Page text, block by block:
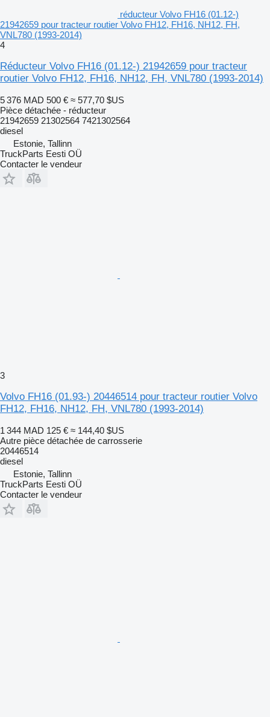
réducteur Volvo FH16 (01.12-)
21942659 pour tracteur routier Volvo FH12, FH16, NH12, FH,
VNL780 (1993-2014)
4
Réducteur Volvo FH16 (01.12-) 21942659 pour tracteur
routier Volvo FH12, FH16, NH12, FH, VNL780 (1993-2014)
5 376 MAD 500 € ≈ 577,70 $US
Pièce détachée - réducteur
21942659 21302564 7421302564
diesel
Estonie, Tallinn
TruckParts Eesti OÜ
Contacter le vendeur
3
Volvo FH16 (01.93-) 20446514 pour tracteur routier Volvo
FH12, FH16, NH12, FH, VNL780 (1993-2014)
1 344 MAD 125 € ≈ 144,40 $US
Autre pièce détachée de carrosserie
20446514
diesel
Estonie, Tallinn
TruckParts Eesti OÜ
Contacter le vendeur